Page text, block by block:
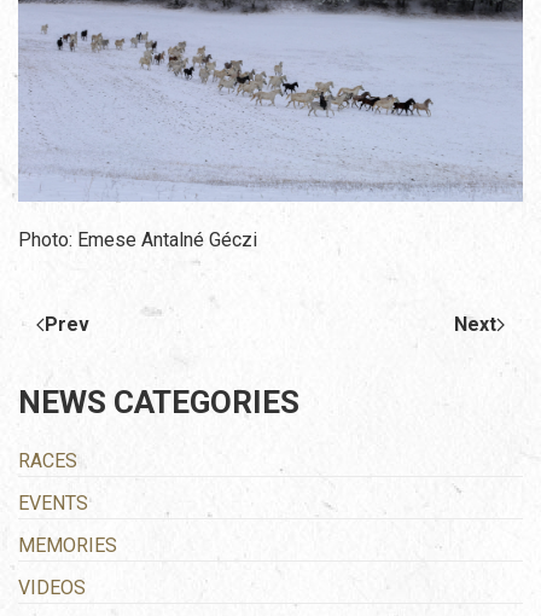
Photo: Emese Antalné Géczi
Prev Next
NEWS CATEGORIES
RACES
EVENTS
MEMORIES
VIDEOS